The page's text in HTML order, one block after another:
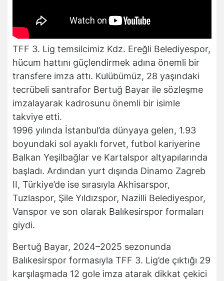
TFF 3. Lig temsilcimiz Kdz. Ereğli Belediyespor,
hücum hattını güçlendirmek adına önemli bir
transfere imza attı. Kulübümüz, 28 yaşındaki
tecrübeli santrafor Bertuğ Bayar ile sözleşme
imzalayarak kadrosunu önemli bir isimle
takviye etti.
1996 yılında İstanbul’da dünyaya gelen, 1.93
boyundaki sol ayaklı forvet, futbol kariyerine
Balkan Yeşilbağlar ve Kartalspor altyapılarında
başladı. Ardından yurt dışında Dinamo Zagreb
II, Türkiye’de ise sırasıyla Akhisarspor,
Tuzlaspor, Şile Yıldızspor, Nazilli Belediyespor,
Vanspor ve son olarak Balıkesirspor formaları
giydi.
Bertuğ Bayar, 2024–2025 sezonunda
Balıkesirspor formasıyla TFF 3. Lig’de çıktığı 29
karşılaşmada 12 gole imza atarak dikkat çekici